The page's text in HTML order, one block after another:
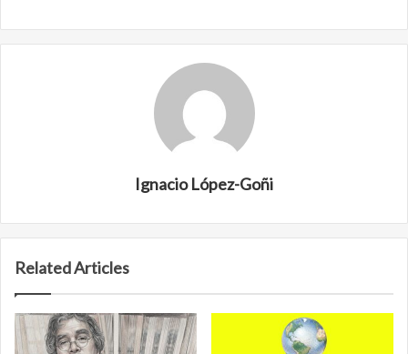
Ignacio López-Goñi
Related Articles